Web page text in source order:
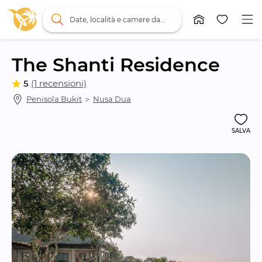
The Shanti Residence
5 (1 recensioni)
Penisola Bukit ＞ Nusa Dua
SALVA